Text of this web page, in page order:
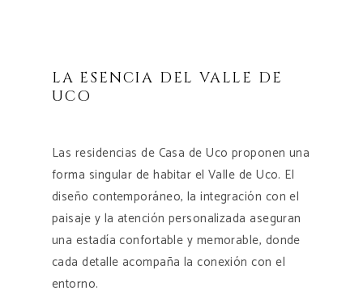
LA ESENCIA DEL VALLE DE
UCO
Las residencias de Casa de Uco proponen una
forma singular de habitar el Valle de Uco. El
diseño contemporáneo, la integración con el
paisaje y la atención personalizada aseguran
una estadía confortable y memorable, donde
cada detalle acompaña la conexión con el
entorno.